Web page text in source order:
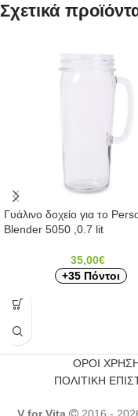
Σχετικά
Γυάλινο δοχείο για το
Blender 5050 ,0.7 lit
35,00€
+35 Πόντοι
ΟΡΟΙ
ΠΟΛΙΤΙΚΗ
V for Vita 2016 -